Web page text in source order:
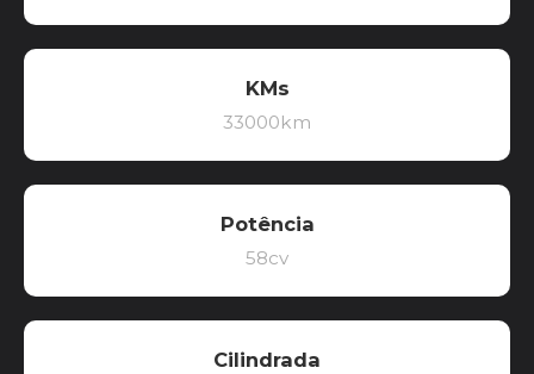
KMs
33000km
Potência
58cv
Cilindrada